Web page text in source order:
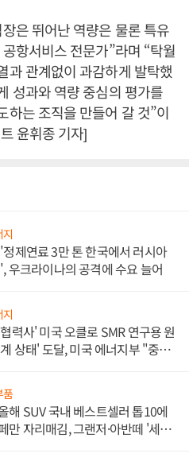
은 뛰어난 역량은 물론 특유
항서비스 전문가”라며 “탁월
과 관계없이 과감하게 발탁했
성과와 역량 중심의 평가를
하는 조직을 만들어 갈 것”이
윤휘종 기자]
지
제연료 3만 톤 한국에서 러시아
우크라이나의 공격에 수요 늘어
지
력사' 미국 오클로 SMR 연구용 원
상태' 도달, 미국 에너지부 "중요
품
해 SUV 국내 베스트셀러 톱10에
만 자리매김, 그랜저·아반떼 '세단